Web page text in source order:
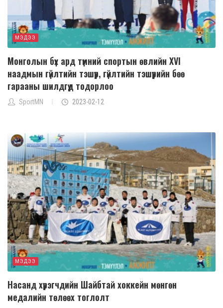
МЭДЭЭ
Монголын бүх ард түмний спортын өвлийн XVI
наадмын гүйлтийн тэшүүр, гүйлтийн тэшүүрийн бөө
гарааны шилдгүүд тодорлоо
SportMN 2023-02-12
МЭДЭЭ
Насанд хүрэгчдийн Шайбтай хоккейн мөнгөн
медалийн төлөөх тоглолт